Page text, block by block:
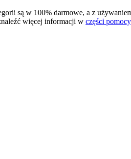
są w 100% darmowe, a z
więcej informacji w części pomocy